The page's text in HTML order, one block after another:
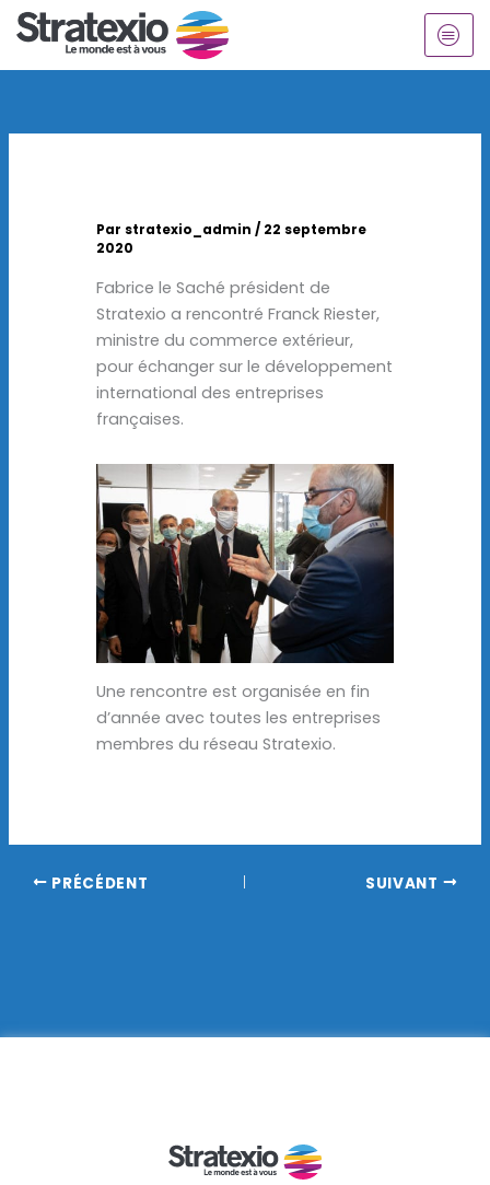
Aller
au
contenu
Par stratexio_admin / 22 septembre
2020
Fabrice le Saché président de
Stratexio a rencontré Franck Riester,
ministre du commerce extérieur,
pour échanger sur le développement
international des entreprises
françaises.
Une rencontre est organisée en fin
d’année avec toutes les entreprises
membres du réseau Stratexio.
PRÉCÉDENT SUIVANT